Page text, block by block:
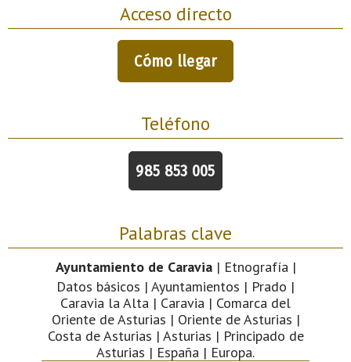
Acceso directo
Cómo llegar
Teléfono
985 853 005
Palabras clave
Ayuntamiento de Caravia| Etnografía |
Datos básicos | Ayuntamientos | Prado |
Caravia la Alta | Caravia | Comarca del
Oriente de Asturias | Oriente de Asturias |
Costa de Asturias | Asturias | Principado de
Asturias | España | Europa.